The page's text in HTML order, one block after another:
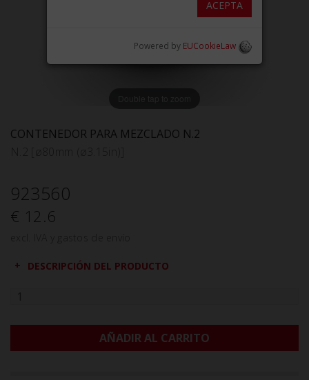
CONTENEDOR PARA MEZCLADO N.2
923560
€ 12.6
DESCRIPCIÓN DEL PRODUCTO
AÑADIR AL CARRITO
ACEPTA
Powered by EUCookieLaw